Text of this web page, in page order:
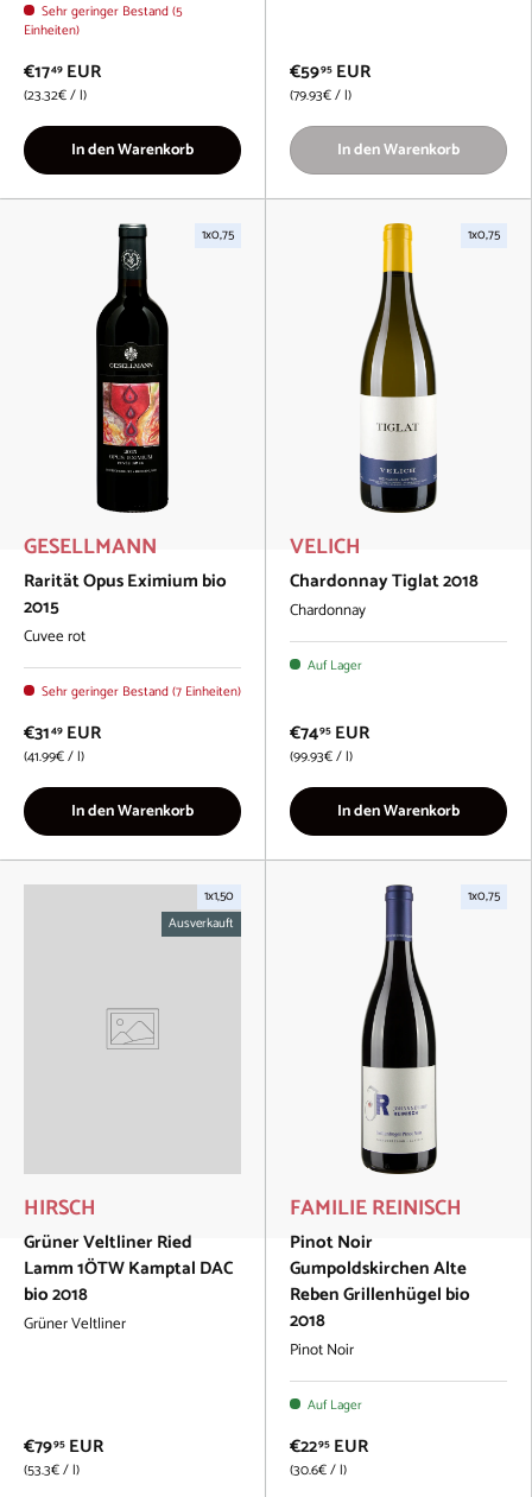
Sehr geringer Bestand (5
Einheiten)
€1749 EUR
Grundpreis
23.32€/l
In den Warenkorb
€5995 EUR
Grundpreis
79.93€/l
In den Warenkorb
1x0,75
GESELLMANN
Rarität Opus Eximium bio
2015
Cuvee rot
Sehr geringer Bestand (7 Einheiten)
€3149 EUR
Grundpreis
41.99€/l
In den Warenkorb
1x0,75
VELICH
Chardonnay Tiglat 2018
Chardonnay
Auf Lager
€7495 EUR
Grundpreis
99.93€/l
In den Warenkorb
1x1,50
Ausverkauft
HIRSCH
Grüner Veltliner Ried
Lamm 1ÖTW Kamptal DAC
bio 2018
Grüner Veltliner
€7995 EUR
Grundpreis
53.3€/l
1x0,75
FAMILIE REINISCH
Pinot Noir
Gumpoldskirchen Alte
Reben Grillenhügel bio
2018
Pinot Noir
Auf Lager
€2295 EUR
Grundpreis
30.6€/l